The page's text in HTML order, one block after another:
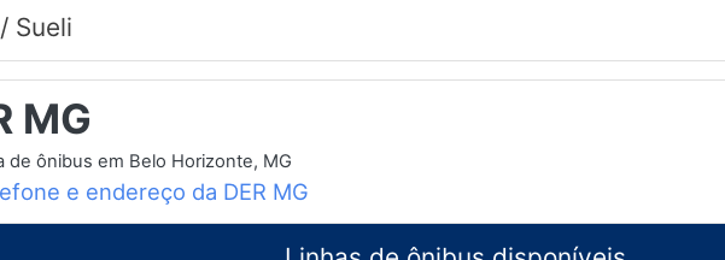
Sueli
MG
de ônibus em Belo Horizonte, MG
e endereço da DER MG